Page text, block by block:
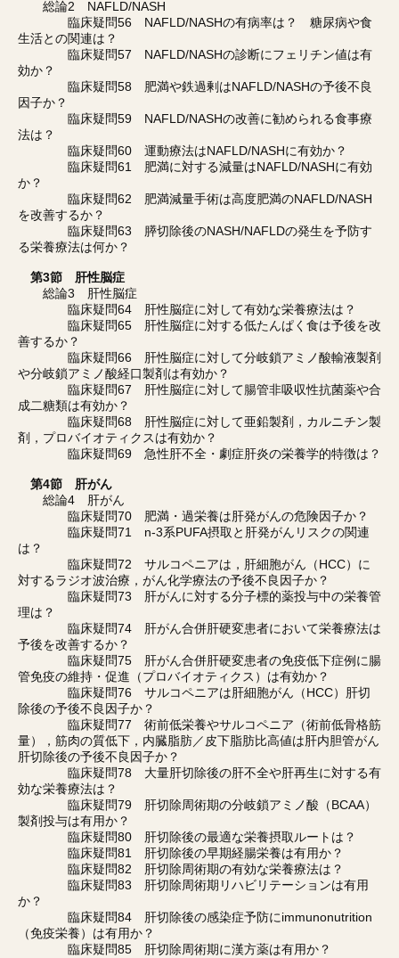
総論2 NAFLD/NASH
臨床疑問56 NAFLD/NASHの有病率は？ 糖尿病や食
生活との関連は？
臨床疑問57 NAFLD/NASHの診断にフェリチン値は有
効か？
臨床疑問58 肥満や鉄過剰はNAFLD/NASHの予後不良
因子か？
臨床疑問59 NAFLD/NASHの改善に勧められる食事療
法は？
臨床疑問60 運動療法はNAFLD/NASHに有効か？
臨床疑問61 肥満に対する減量はNAFLD/NASHに有効
か？
臨床疑問62 肥満減量手術は高度肥満のNAFLD/NASH
を改善するか？
臨床疑問63 膵切除後のNASH/NAFLDの発生を予防す
る栄養療法は何か？
第3節 肝性脳症
総論3 肝性脳症
臨床疑問64 肝性脳症に対して有効な栄養療法は？
臨床疑問65 肝性脳症に対する低たんぱく食は予後を改
善するか？
臨床疑問66 肝性脳症に対して分岐鎖アミノ酸輸液製剤
や分岐鎖アミノ酸経口製剤は有効か？
臨床疑問67 肝性脳症に対して腸管非吸収性抗菌薬や合
成二糖類は有効か？
臨床疑問68 肝性脳症に対して亜鉛製剤，カルニチン製
剤，プロバイオティクスは有効か？
臨床疑問69 急性肝不全・劇症肝炎の栄養学的特徴は？
第4節 肝がん
総論4 肝がん
臨床疑問70 肥満・過栄養は肝発がんの危険因子か？
臨床疑問71 n-3系PUFA摂取と肝発がんリスクの関連
は？
臨床疑問72 サルコペニアは，肝細胞がん（HCC）に
対するラジオ波治療，がん化学療法の予後不良因子か？
臨床疑問73 肝がんに対する分子標的薬投与中の栄養管
理は？
臨床疑問74 肝がん合併肝硬変患者において栄養療法は
予後を改善するか？
臨床疑問75 肝がん合併肝硬変患者の免疫低下症例に腸
管免疫の維持・促進（プロバイオティクス）は有効か？
臨床疑問76 サルコペニアは肝細胞がん（HCC）肝切
除後の予後不良因子か？
臨床疑問77 術前低栄養やサルコペニア（術前低骨格筋
量），筋肉の質低下，内臓脂肪／皮下脂肪比高値は肝内胆管がん
肝切除後の予後不良因子か？
臨床疑問78 大量肝切除後の肝不全や肝再生に対する有
効な栄養療法は？
臨床疑問79 肝切除周術期の分岐鎖アミノ酸（BCAA）
製剤投与は有用か？
臨床疑問80 肝切除後の最適な栄養摂取ルートは？
臨床疑問81 肝切除後の早期経腸栄養は有用か？
臨床疑問82 肝切除周術期の有効な栄養療法は？
臨床疑問83 肝切除周術期リハビリテーションは有用
か？
臨床疑問84 肝切除後の感染症予防にimmunonutrition
（免疫栄養）は有用か？
臨床疑問85 肝切除周術期に漢方薬は有用か？